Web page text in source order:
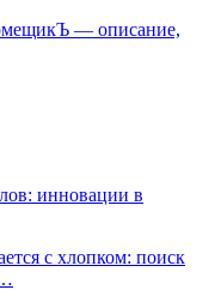
— описание,
инновации в
с хлопком: поиск